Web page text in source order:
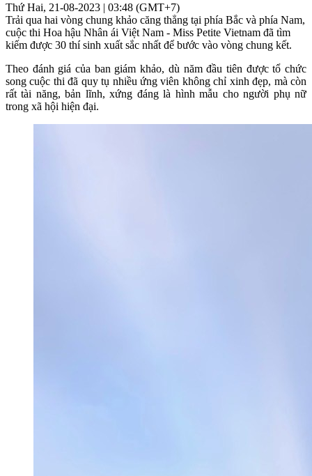
Thứ Hai, 21-08-2023 | 03:48 (GMT+7)
Trải qua hai vòng chung khảo căng thẳng tại phía Bắc và phía Nam,
cuộc thi Hoa hậu Nhân ái Việt Nam - Miss Petite Vietnam đã tìm
kiếm được 30 thí sinh xuất sắc nhất để bước vào vòng chung kết.
Theo đánh giá của ban giám khảo, dù năm đầu tiên được tổ chức
song cuộc thi đã quy tụ nhiều ứng viên không chỉ xinh đẹp, mà còn
rất tài năng, bản lĩnh, xứng đáng là hình mẫu cho người phụ nữ
trong xã hội hiện đại.